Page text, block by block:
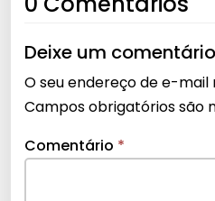
Deixe um comentário
O seu endereço de e-mail
Campos obrigatórios são
Comentário *